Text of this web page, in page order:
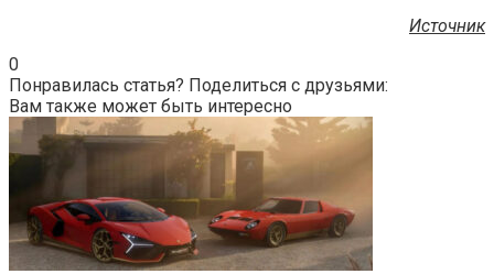
Источник
0
Понравилась статья? Поделиться с друзьями:
Вам также может быть интересно